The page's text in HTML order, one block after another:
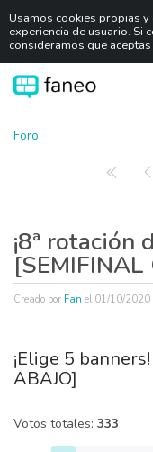
Usamos cookies propias
experiencia de usuario. Si
consideramos que
Foro
¡8ª rotación
[SEMIFINAL
Creado por Fan el 01/10/2020
¡Elige 5
ABAJO]
Votos totales: 333